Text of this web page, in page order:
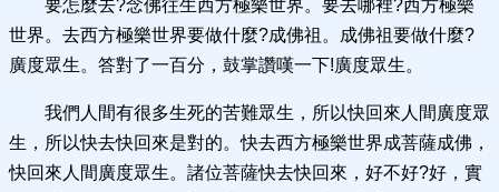
要怎麼去?念佛往生西方極樂世界。要去哪裡?西方極樂
世界。去西方極樂世界要做什麼?成佛祖。成佛祖要做什麼?
廣度眾生。答對了一百分，鼓掌讚嘆一下!廣度眾生。
我們人間有很多生死的苦難眾生，所以快回來人間廣度眾
生，所以快去快回來是對的。快去西方極樂世界成菩薩成佛，
快回來人間廣度眾生。諸位菩薩快去快回來，好不好?好，實